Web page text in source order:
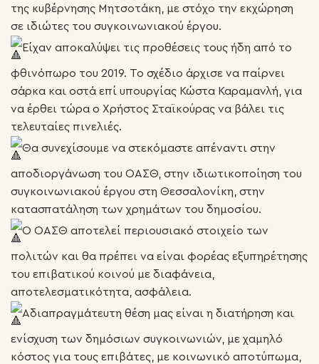
της κυβέρνησης Μητσοτάκη, με στόχο την εκχώρηση
σε ιδιώτες του συγκοινωνιακού έργου.
Είχαν αποκαλύψει τις προθέσεις τους ήδη από το
φθινόπωρο του 2019. Το σχέδιο άρχισε να παίρνει
σάρκα και οστά επί υπουργίας Κώστα Καραμανλή, για
να έρθει τώρα ο Χρήστος Σταϊκούρας να βάλει τις
τελευταίες πινελιές.
Θα συνεχίσουμε να στεκόμαστε απέναντι στην
αποδιοργάνωση του ΟΑΣΘ, στην ιδιωτικοποίηση του
συγκοινωνιακού έργου στη Θεσσαλονίκη, στην
κατασπατάληση των χρημάτων του δημοσίου.
Ο ΟΑΣΘ αποτελεί περιουσιακό στοιχείο των
πολιτών και θα πρέπει να είναι φορέας εξυπηρέτησης
του επιβατικού κοινού με διαφάνεια,
αποτελεσματικότητα, ασφάλεια.
Αδιαπραγμάτευτη θέση μας είναι η διατήρηση και
ενίσχυση των δημόσιων συγκοινωνιών, με χαμηλό
κόστος για τους επιβάτες, με κοινωνικό αποτύπωμα,